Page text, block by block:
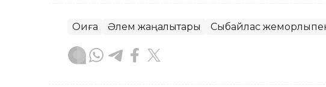
Оқиға Әлем жаңалықтары Сыбайлас